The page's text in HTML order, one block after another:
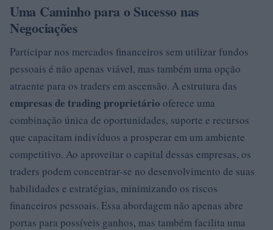
Uma Caminho para o Sucesso nas
Negociações
Participar nos mercados financeiros sem utilizar fundos
pessoais é não apenas viável, mas também uma opção
atraente para os traders em ascensão. A estrutura das
empresas de trading proprietário oferece uma
combinação única de oportunidades, suporte e recursos
que capacitam indivíduos a prosperar em um ambiente
competitivo. Ao aproveitar o capital dessas empresas, os
traders podem concentrar-se no desenvolvimento de suas
habilidades e estratégias, minimizando os riscos
financeiros pessoais. Essa abordagem não apenas abre
portas para possíveis ganhos, mas também facilita uma